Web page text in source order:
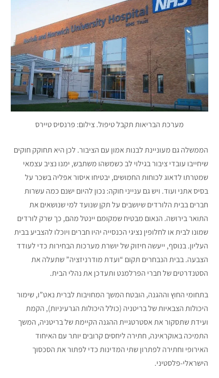
מערכת הבריאות תקבל טיפול. צילום: פרנסיס טיירס
הממשלה גם מעוניינת לבנות אמון עם הציבור. לכן היא תחוקק חוקים
שיחייבו עובדי ציבור בגילוי לב כשמשהו משתבש, ימנו נציב עצמאי
שמטרתו לדאוג לכוחות החמושים, יבטיחו איסור אפליה בשכר על
בסיס אתני ועוד. ויש גם ענייני חוקה: נכון להיום ישנם כמה עשרות
חברים בבית הלורדים שיושבים על תקן שנועד למי שנושאים את
התואר בירושה. הנאום מבטיח שמקומם יינטל מהם, כך שרק לורדים
שמונו לבית או לחלופין נציגי הכנסייה יהיו חברים ויוכלו להצביע בבית
העליון. בנוסף, ייעשה חיזוק של יושרת מערכות הבחירות כדי לעודד
הצבעה. בבית הנבחרים תקום “ועדת מודרניזציה” שתעלה את
הסטנדרטים של חברי הפרלמנט ותעדכן את נהלי הבית.
בתחומי החוץ וההגנה, הובטח המשך המחויבות לברית נאט”ו, שימור
היכולות הצבאיות של בריטניה (כולל היכולות הגרעיניות), הקמת
ועידת שתסקור את אסטרטגיית ההגנה הקיימת של בריטניה, המשך
התמיכה באוקראינה, חתירה ליחסים קרובים יותר עם האיחוד
האירופי וחתירה לפתרון שתי המדינות כדי לפתור את הסכסוך
הישראלי-פלסטיני.